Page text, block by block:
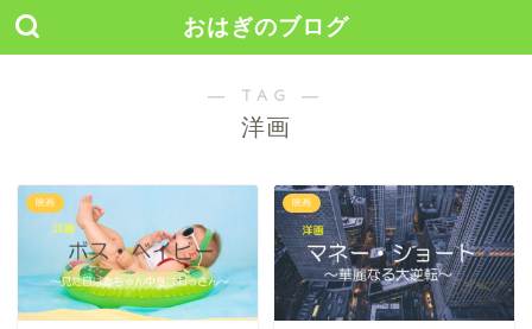
おはぎのブログ
― TAG ―
洋画
映画 映画